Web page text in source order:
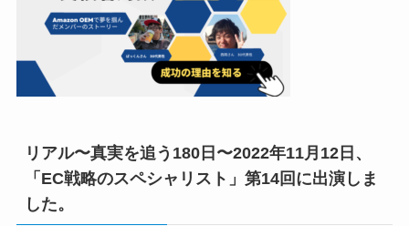
リアル〜真実を追う180日〜2022年11月12日、
「EC戦略のスペシャリスト」第14回に出演しま
した。